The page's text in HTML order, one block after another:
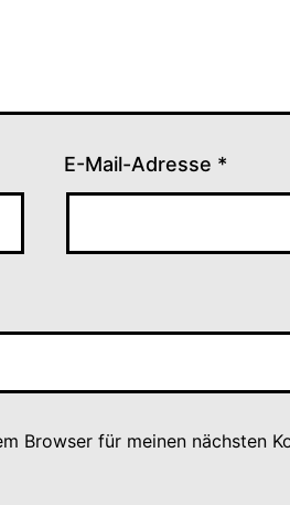
E-Mail-Adresse *
Browser für meinen nächsten